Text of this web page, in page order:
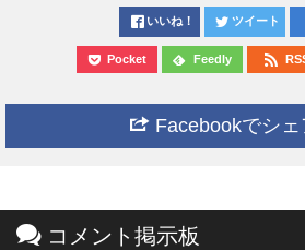
いいね！ ツイート
Pocket Feedly
Facebookでシェ
コメント掲示板